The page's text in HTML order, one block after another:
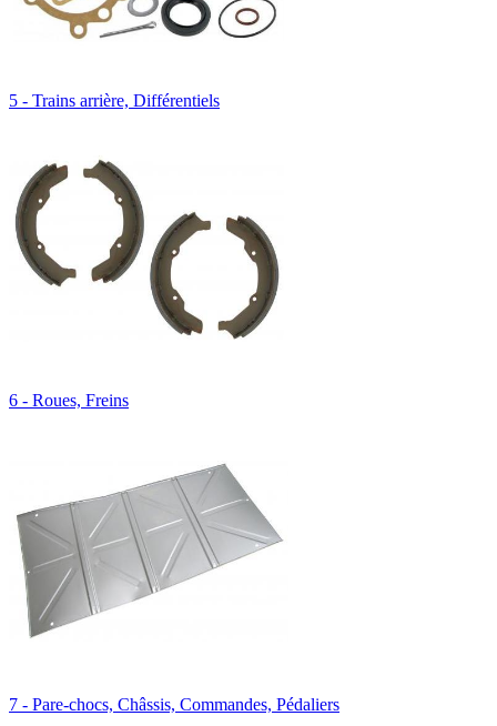
5 - Trains arrière, Différentiels
6 - Roues, Freins
7 - Pare-chocs, Châssis, Commandes, Pédaliers